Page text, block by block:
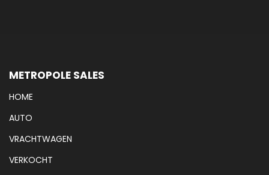
METROPOLE SALES
HOME
AUTO
VRACHTWAGEN
VERKOCHT